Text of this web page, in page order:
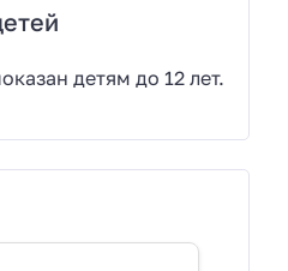
детям до 12 лет.